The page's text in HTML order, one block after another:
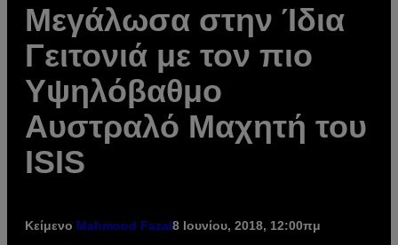
Μεγάλωσα στην Ίδια
Γειτονιά με τον πιο
Υψηλόβαθμο
Αυστραλό Μαχητή του
ISIS
Κείμενο Mahmood Fazal8 Ιουνίου, 2018, 12:00πμ